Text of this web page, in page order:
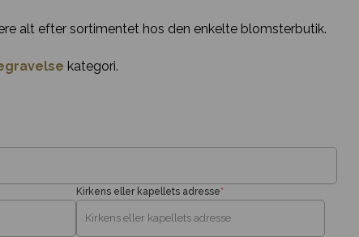
alt efter sortimentet hos den enkelte blomsterbutik.
kategori.
*
Kirkens eller kapellets adresse